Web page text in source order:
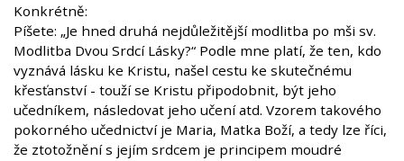
Konkrétně:
Píšete: „Je hned druhá nejdůležitější modlitba po mši sv.
Modlitba Dvou Srdcí Lásky?“ Podle mne platí, že ten, kdo
vyznává lásku ke Kristu, našel cestu ke skutečnému
křesťanství - touží se Kristu připodobnit, být jeho
učedníkem, následovat jeho učení atd. Vzorem takového
pokorného učednictví je Maria, Matka Boží, a tedy lze říci,
že ztotožnění s jejím srdcem je principem moudré